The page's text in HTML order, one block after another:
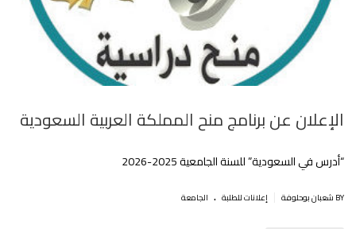
الإعلان عن برنامج منح المملكة العربية السعودية‎
“أدرس في السعودية” للسنة الجامعية 2025-2026
BY شعبان بوحلوفة إعلانات للطلبة . الجامعة